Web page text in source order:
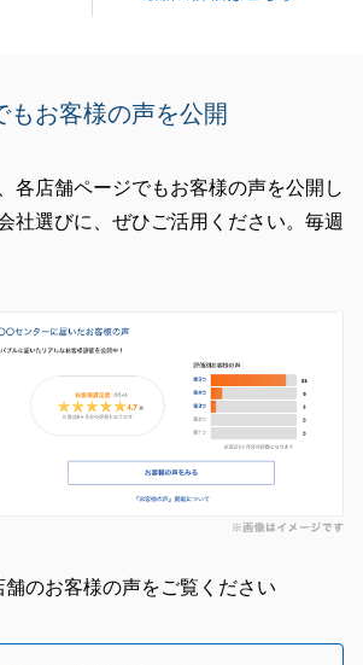
もお客様の声を公開
各店舗ページでもお客様の声を公開し
社選びに、ぜひご活用ください。毎週
舗のお客様の声をご覧ください